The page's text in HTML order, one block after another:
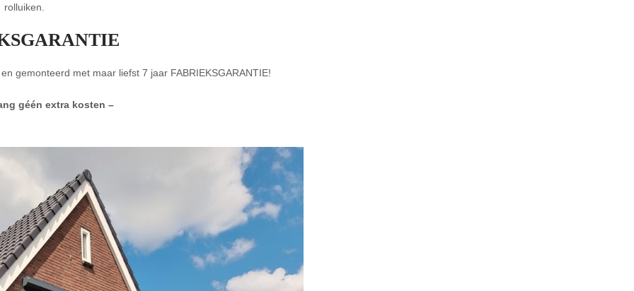
rolluiken.
gemonteerd met maar liefst 7 jaar FABRIEKSGARANTIE!
géén extra kosten –